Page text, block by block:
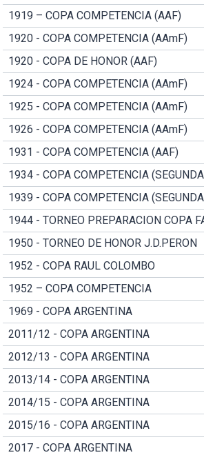
1919 – COPA COMPETENCIA (AAF)
1920 - COPA COMPETENCIA (AAmF)
1920 - COPA DE HONOR (AAF)
1924 - COPA COMPETENCIA (AAmF)
1925 - COPA COMPETENCIA (AAmF)
1926 - COPA COMPETENCIA (AAmF)
1931 - COPA COMPETENCIA (AAF)
1934 - COPA COMPETENCIA
1939 - COPA COMPETENCIA
1944 - TORNEO PREPARACION COPA
1950 - TORNEO DE HONOR J.D.PERON
1952 - COPA RAUL COLOMBO
1952 – COPA COMPETENCIA
1969 - COPA ARGENTINA
2011/12 - COPA ARGENTINA
2012/13 - COPA ARGENTINA
2013/14 - COPA ARGENTINA
2014/15 - COPA ARGENTINA
2015/16 - COPA ARGENTINA
2017 - COPA ARGENTINA